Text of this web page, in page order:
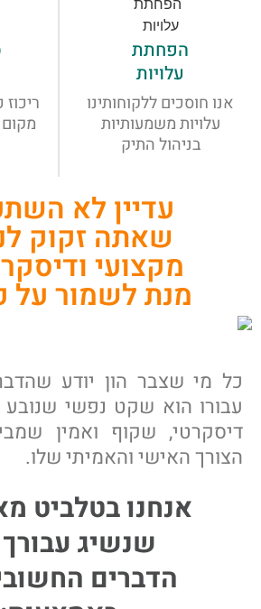
הפחתת
עלויות
אנו חוסכים ללקוחותינו
עלויות משמעותיות
בניהול התיק
עדיין לא
שאתה זקוק
מקצועי
מנת לשמור על
כל מי שצבר הון יודע
עבורו הוא שקט נפשי שנובע
דיסקרטי, שקוף ואמין
הצורך האישי והאמיתי שלו.
אנחנו בטלביט
שנשיג
הדברים